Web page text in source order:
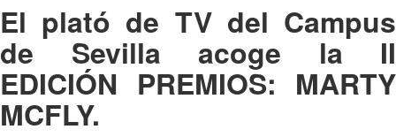
El plató de TV del Campus
de Sevilla acoge la II
EDICIÓN PREMIOS: MARTY
MCFLY.